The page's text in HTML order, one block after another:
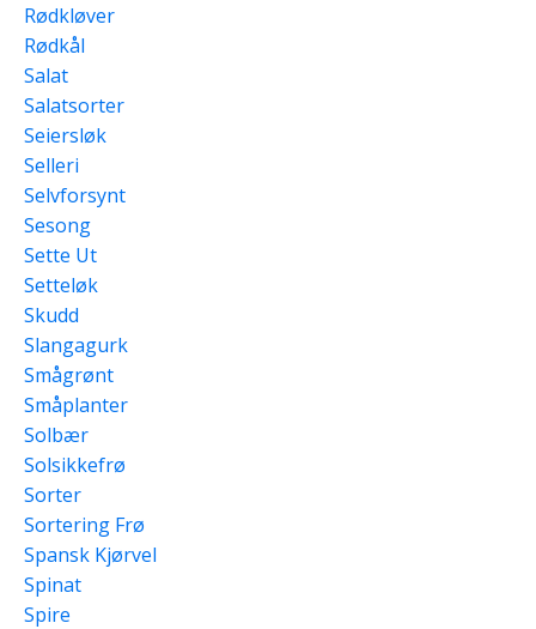
Rødkløver
Rødkål
Salat
Salatsorter
Seiersløk
Selleri
Selvforsynt
Sesong
Sette Ut
Setteløk
Skudd
Slangagurk
Smågrønt
Småplanter
Solbær
Solsikkefrø
Sorter
Sortering Frø
Spansk Kjørvel
Spinat
Spire